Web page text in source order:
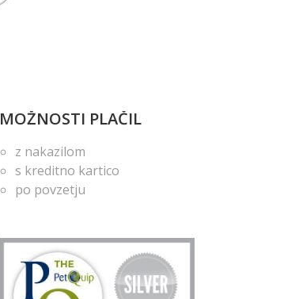
MOŽNOSTI PLAČIL
z nakazilom
s kreditno kartico
po povzetju